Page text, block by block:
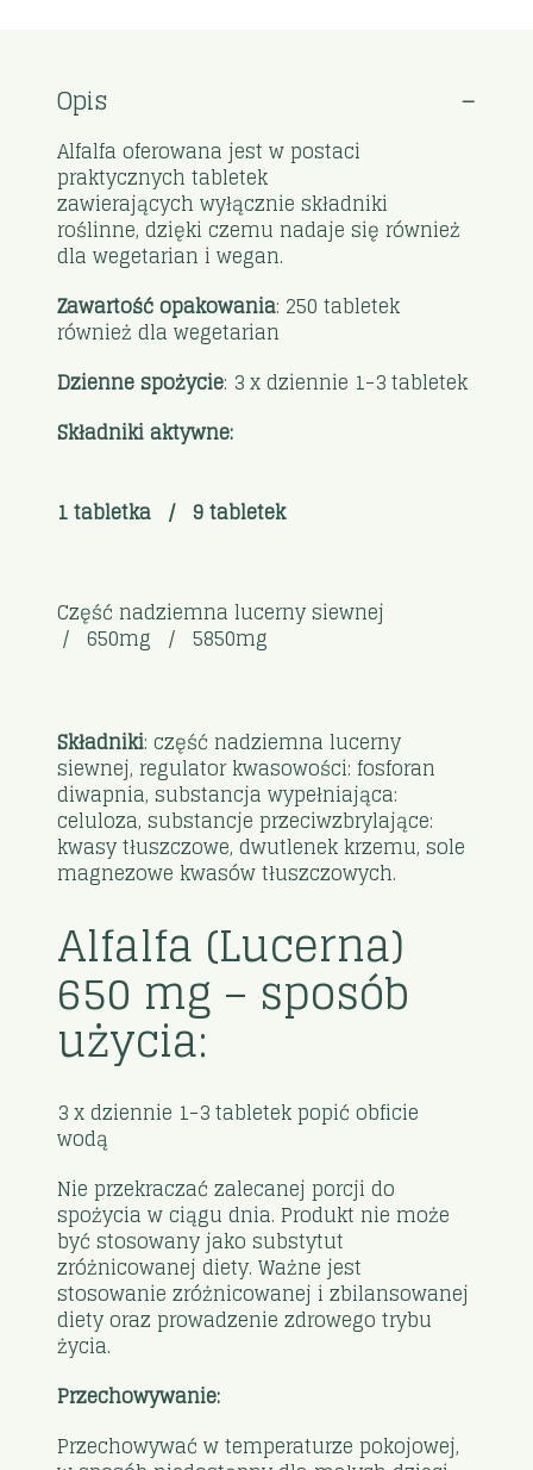
Opis
Alfalfa oferowana jest w postaci
praktycznych tabletek
zawierających wyłącznie składniki
roślinne, dzięki czemu nadaje się również
dla wegetarian i wegan.
Zawartość opakowania: 250 tabletek
również dla wegetarian
Dzienne spożycie: 3 x dziennie 1-3 tabletek
Składniki aktywne:
1 tabletka / 9 tabletek
Część nadziemna lucerny siewnej
/ 650mg / 5850mg
Składniki: część nadziemna lucerny
siewnej, regulator kwasowości: fosforan
diwapnia, substancja wypełniająca:
celuloza, substancje przeciwzbrylające:
kwasy tłuszczowe, dwutlenek krzemu, sole
magnezowe kwasów tłuszczowych.
Alfalfa (Lucerna)
650 mg – sposób
użycia:
3 x dziennie 1-3 tabletek popić obficie
wodą
Nie przekraczać zalecanej porcji do
spożycia w ciągu dnia. Produkt nie może
być stosowany jako substytut
zróżnicowanej diety. Ważne jest
stosowanie zróżnicowanej i zbilansowanej
diety oraz prowadzenie zdrowego trybu
życia.
Przechowywanie:
Przechowywać w temperaturze pokojowej,